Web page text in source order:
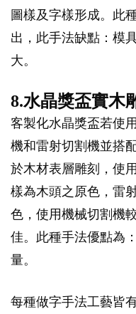
圖樣及字樣形成。此
出，此手法缺點：模
大。
8.水晶獎盃實木
客製化水晶獎盃若使
機和雷射切割機並搭
於木材表層雕刻，使
樣為木頭之原色，雷
色，使用機械切割機
佳。此種手法優點為
量。
每種做字手法工藝皆